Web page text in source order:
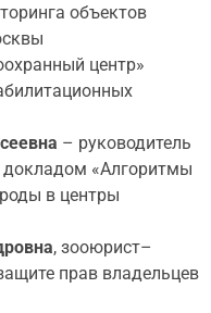
объектов
центр»
– руководитель
докладом «Алгоритмы
в центры
, зооюрист–
прав владельцев